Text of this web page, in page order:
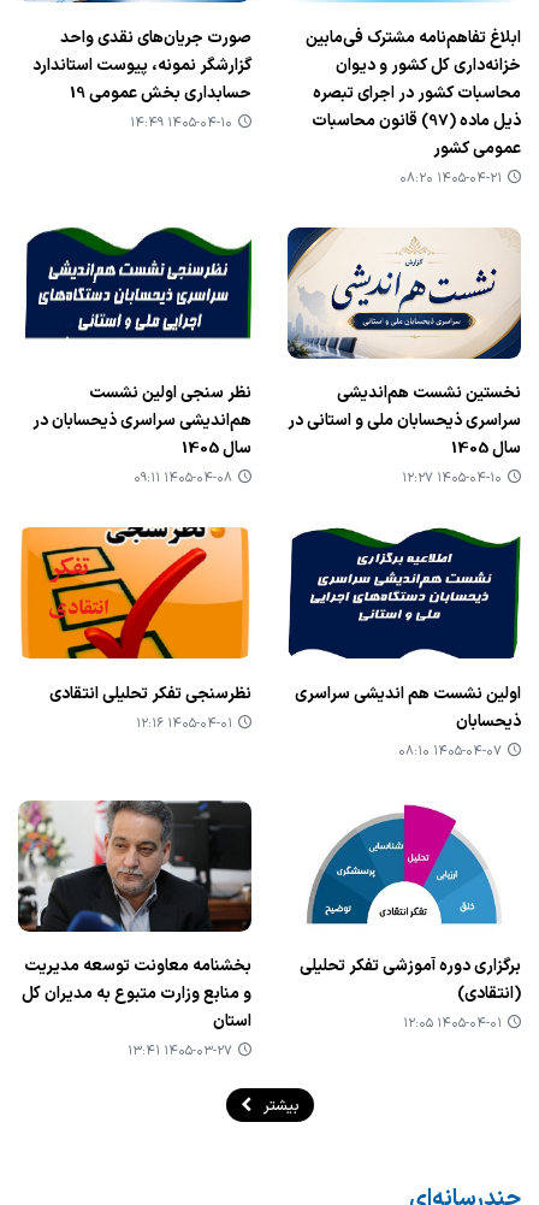
ابلاغ تفاهم‌نامه مشترک فی‌مابین
خزانه‌داری کل کشور و دیوان
محاسبات کشور در اجرای تبصره
ذیل ماده (97) قانون محاسبات
عمومی کشور
۱۴۰۵-۰۴-۲۱ ۰۸:۲۰
صورت جریان‌های نقدی واحد
گزارشگر نمونه، پیوست استاندارد
حسابداری بخش عمومی 19
۱۴۰۵-۰۴-۱۰ ۱۴:۴۹
نخستین نشست هم‌اندیشی
سراسری ذیحسابان ملی و استانی در
سال 1405
۱۴۰۵-۰۴-۱۰ ۱۲:۲۷
نظر سنجی اولین نشست
هم‌اندیشی سراسری ذیحسابان در
سال 1405
۱۴۰۵-۰۴-۰۸ ۰۹:۱۱
اولین نشست هم اندیشی سراسری
ذیحسابان
۱۴۰۵-۰۴-۰۷ ۰۸:۱۰
نظرسنجی تفکر تحلیلی انتقادی
۱۴۰۵-۰۴-۰۱ ۱۲:۱۶
برگزاری دوره آموزشی تفکر تحلیلی
(انتقادی)
۱۴۰۵-۰۴-۰۱ ۱۲:۰۵
بخشنامه معاونت توسعه مدیریت
و منابع وزارت متبوع به مدیران کل
استان
۱۴۰۵-۰۳-۲۷ ۱۳:۴۱
بیشتر